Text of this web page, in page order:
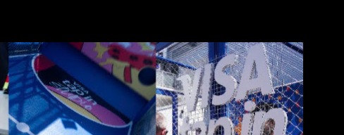
to zoom en inglés) permite emular el agarre de una
control del zoom digital con ...